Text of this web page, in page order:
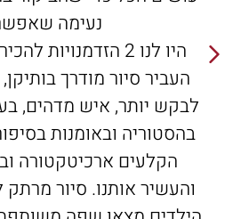
נעימה
היו לנו 2 הזדמנויות
העביר סיור מודרך
לבקש יותר, איש מדהים,
בהסטוריה ובאומנות
הקלעים ארכיטקטורה
והעשיר אותנו. סיור מרתק